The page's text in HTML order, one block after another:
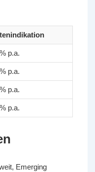
p.a.
p.a.
p.a.
p.a.
Emerging